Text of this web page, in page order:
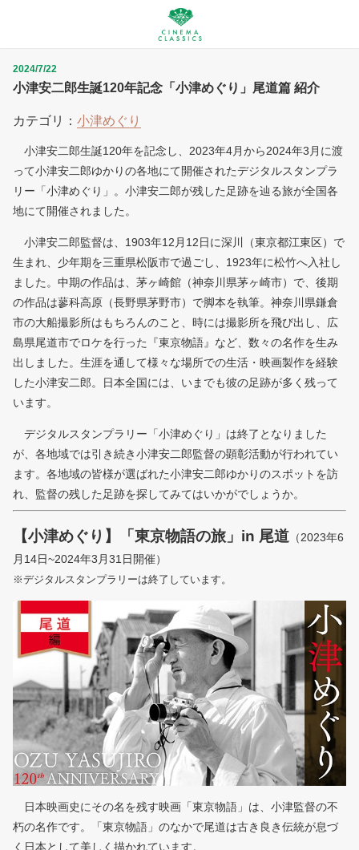
小津安二郎生誕120年記念「小津めぐり」尾道篇 紹介
2024/7/22
カテゴリ： 小津めぐり
小津安二郎生誕120年を記念し、2023年4月から2024年3月に渡
って小津安二郎ゆかりの各地にて開催されたデジタルスタンプラ
リー「小津めぐり」。小津安二郎が残した足跡を辿る旅が全国各
地にて開催されました。
小津安二郎監督は、1903年12月12日に深川（東京都江東区）で
生まれ、少年期を三重県松阪市で過ごし、1923年に松竹へ入社し
ました。中期の作品は、茅ヶ崎館（神奈川県茅ヶ崎市）で、後期
の作品は蓼科高原（長野県茅野市）で脚本を執筆。神奈川県鎌倉
市の大船撮影所はもちろんのこと、時には撮影所を飛び出し、広
島県尾道市でロケを行った『東京物語』など、数々の名作を生み
出しました。生涯を通して様々な場所での生活・映画製作を経験
した小津安二郎。日本全国には、いまでも彼の足跡が多く残って
います。
デジタルスタンプラリー「小津めぐり」は終了となりました
が、各地域では引き続き小津安二郎監督の顕彰活動が行われてい
ます。各地域の皆様が選ばれた小津安二郎ゆかりのスポットを訪
れ、監督の残した足跡を探してみてはいかがでしょうか。
【小津めぐり】「東京物語の旅」in 尾道 （2023年6
月14日~2024年3月31日開催）
※デジタルスタンプラリーは終了しています。
日本映画史にその名を残す映画「東京物語」は、小津監督の不
朽の名作です。「東京物語」のなかで尾道は古き良き伝統が息づ
く日本として美しく描かれています。